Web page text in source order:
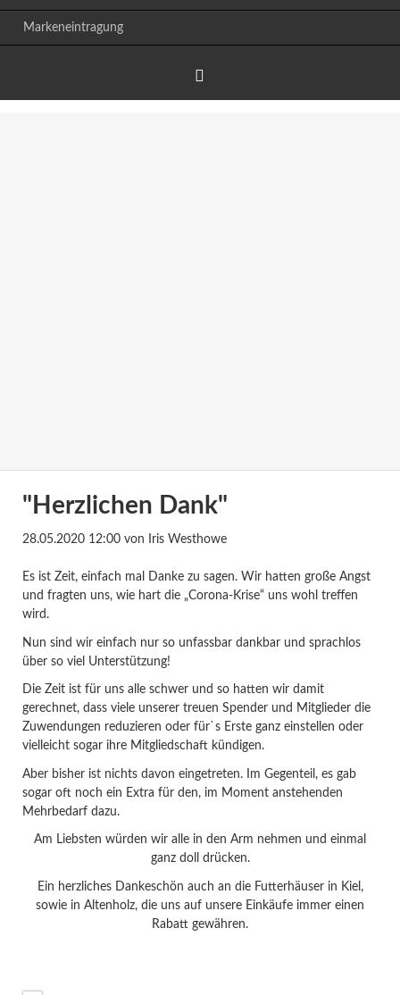
Markeneintragung
"Herzlichen Dank"
28.05.2020 12:00von Iris Westhowe
Es ist Zeit, einfach mal Danke zu sagen. Wir hatten große Angst
und fragten uns, wie hart die „Corona-Krise“ uns wohl treffen
wird.
Nun sind wir einfach nur so unfassbar dankbar und sprachlos
über so viel Unterstützung!
Die Zeit ist für uns alle schwer und so hatten wir damit
gerechnet, dass viele unserer treuen Spender und Mitglieder die
Zuwendungen reduzieren oder für`s Erste ganz einstellen oder
vielleicht sogar ihre Mitgliedschaft kündigen.
Aber bisher ist nichts davon eingetreten. Im Gegenteil, es gab
sogar oft noch ein Extra für den, im Moment anstehenden
Mehrbedarf dazu.
Am Liebsten würden wir alle in den Arm nehmen und einmal
ganz doll drücken.
Ein herzliches Dankeschön auch an die Futterhäuser in Kiel,
sowie in Altenholz, die uns auf unsere Einkäufe immer einen
Rabatt gewähren.